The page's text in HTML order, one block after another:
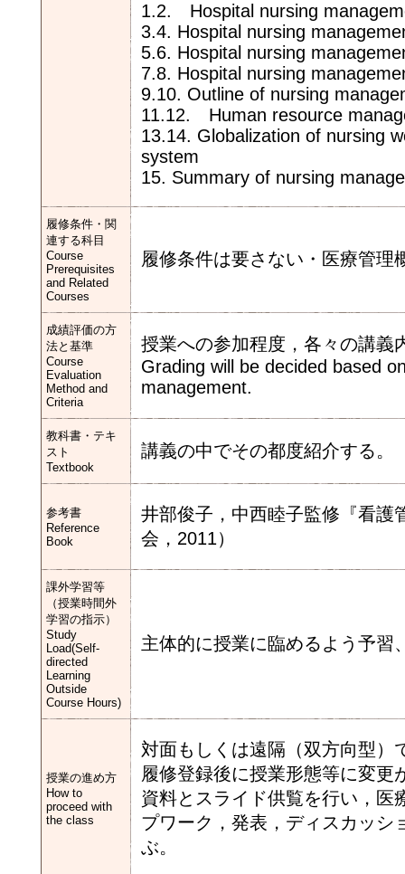
1.2. Hospital nursing
3.4. Hospital nursing
5.6. Hospital nursing
7.8. Hospital nursing
9.10. Outline of nursing
11.12. Human resource
13.14. Globalization of nursing
system
15. Summary of nursing
履修条件・関
連する科目
Course
Prerequisites
and Related
Courses
履修条件は要さない・医療管理
成績評価の方
法と基準
Course
Evaluation
Method and
Criteria
授業への参加程度，各々の講義
Grading will be decided based
management.
教科書・テキ
スト
Textbook
講義の中でその都度紹介する。
参考書
Reference
Book
井部俊子，中西睦子監修『看護
会，2011）
課外学習等
（授業時間外
学習の指示）
Study
Load(Self-
directed
Learning
Outside
Course Hours)
主体的に授業に臨めるよう予習
授業の進め方
How to
proceed with
the class
対面もしくは遠隔（双方向型）
履修登録後に授業形態等に変更
資料とスライド供覧を行い，医
プワーク，発表，ディスカッシ
ぶ。